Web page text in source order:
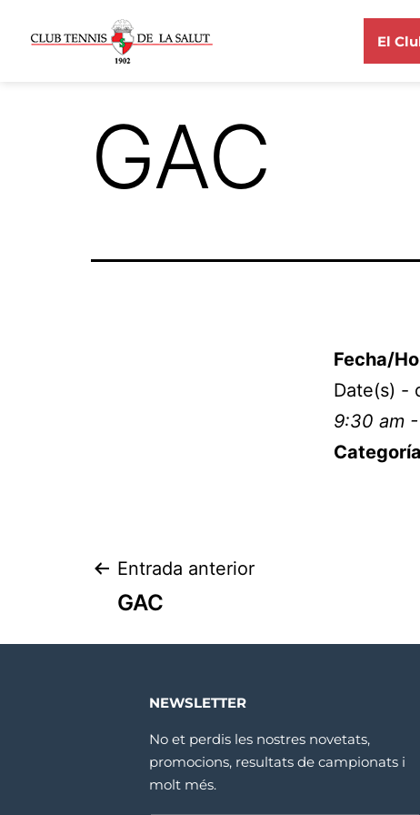
El
GAC
Fecha/
Date(s) -
9:30 am
Entrada anterior
GAC
NEWSLETTER
No et perdis les nostres novetats,
promocions, resultats de campionats i
molt més.